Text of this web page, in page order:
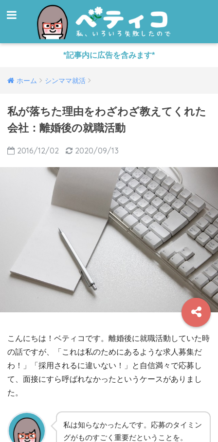
*記事内に広告を含みます*
ホーム シンママ就活
私が落ちた理由をわざわざ教えてくれた
会社：離婚後の就職活動
2016/12/02 2020/09/13
こんにちは！ベティコです。離婚後に就職活動していた時
の話ですが、「これは私のためにあるような求人募集だ
わ！」「採用されるに違いない！」と自信満々で応募し
て、面接にすら呼ばれなかったというケースがありまし
た。
私は知らなかったんです。応募のタイミン
グがものすごく重要だということを。